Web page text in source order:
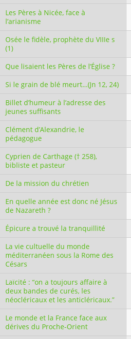
Les Pères à Nicée, face à
l’arianisme
Osée le fidèle, prophète du VIIIe s
(1)
Que lisaient les Pères de l’Église ?
Si le grain de blé meurt…(Jn 12, 24)
Billet d’humeur à l’adresse des
jeunes suffisants
Clément d’Alexandrie, le
pédagogue
Cyprien de Carthage († 258),
bibliste et pasteur
De la mission du chrétien
En quelle année est donc né Jésus
de Nazareth ?
Épicure a trouvé la tranquillité
La vie cultuelle du monde
méditerranéen sous la Rome des
Césars
Laïcité : “on a toujours affaire à
deux bandes de curés, les
néocléricaux et les anticléricaux.”
Le monde et la France face aux
dérives du Proche-Orient